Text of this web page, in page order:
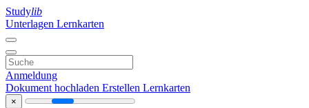
Studylib
Unterlagen Lernkarten
Anmeldung
Dokument hochladen Erstellen Lernkarten
×